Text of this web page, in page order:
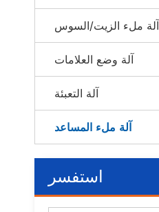
آلة ملء الزيت/السوس
آلة وضع العلامات
آلة التعبئة
آلة ملء المساعد
استفسر